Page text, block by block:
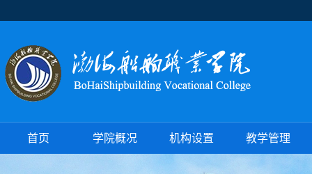
首页 学院概况 机构设置 教学管理